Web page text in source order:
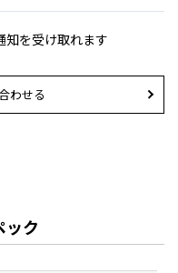
知を受け取れます
わせる
ック